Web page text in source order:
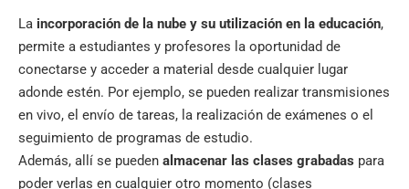
La incorporación de la nube y su utilización en la educación,
permite a estudiantes y profesores la oportunidad de
conectarse y acceder a material desde cualquier lugar
adonde estén. Por ejemplo, se pueden realizar transmisiones
en vivo, el envío de tareas, la realización de exámenes o el
seguimiento de programas de estudio.
Además, allí se pueden almacenar las clases grabadas para
poder verlas en cualquier otro momento (clases